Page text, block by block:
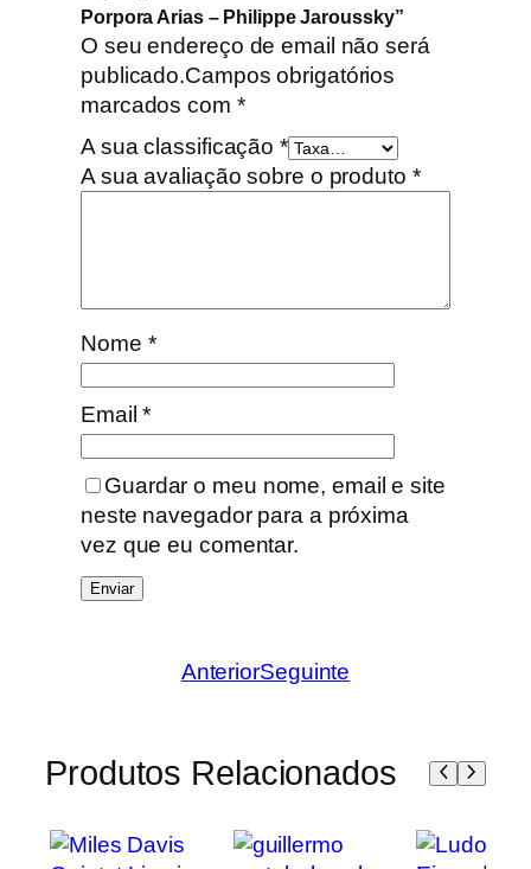
k
y
Porpora Arias – Philippe Jaroussky”
O seu endereço de email não será
publicado.Campos obrigatórios
marcados com *
A sua classificação *
A sua avaliação sobre o produto *
Nome *
Email*
Guardar o meu nome, email e site
neste navegador para a próxima
vez que eu comentar.
AnteriorSeguinte
Produtos Relacionados